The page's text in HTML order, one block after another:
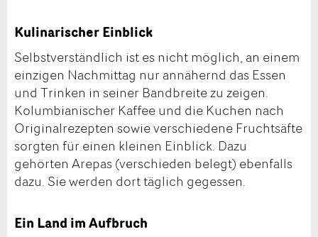
Kulinarischer Einblick
Selbstverständlich ist es nicht möglich, an einem
einzigen Nachmittag nur annähernd das Essen
und Trinken in seiner Bandbreite zu zeigen.
Kolumbianischer Kaffee und die Kuchen nach
Originalrezepten sowie verschiedene Fruchtsäfte
sorgten für einen kleinen Einblick. Dazu
gehörten Arepas (verschieden belegt) ebenfalls
dazu. Sie werden dort täglich gegessen.
Ein Land im Aufbruch